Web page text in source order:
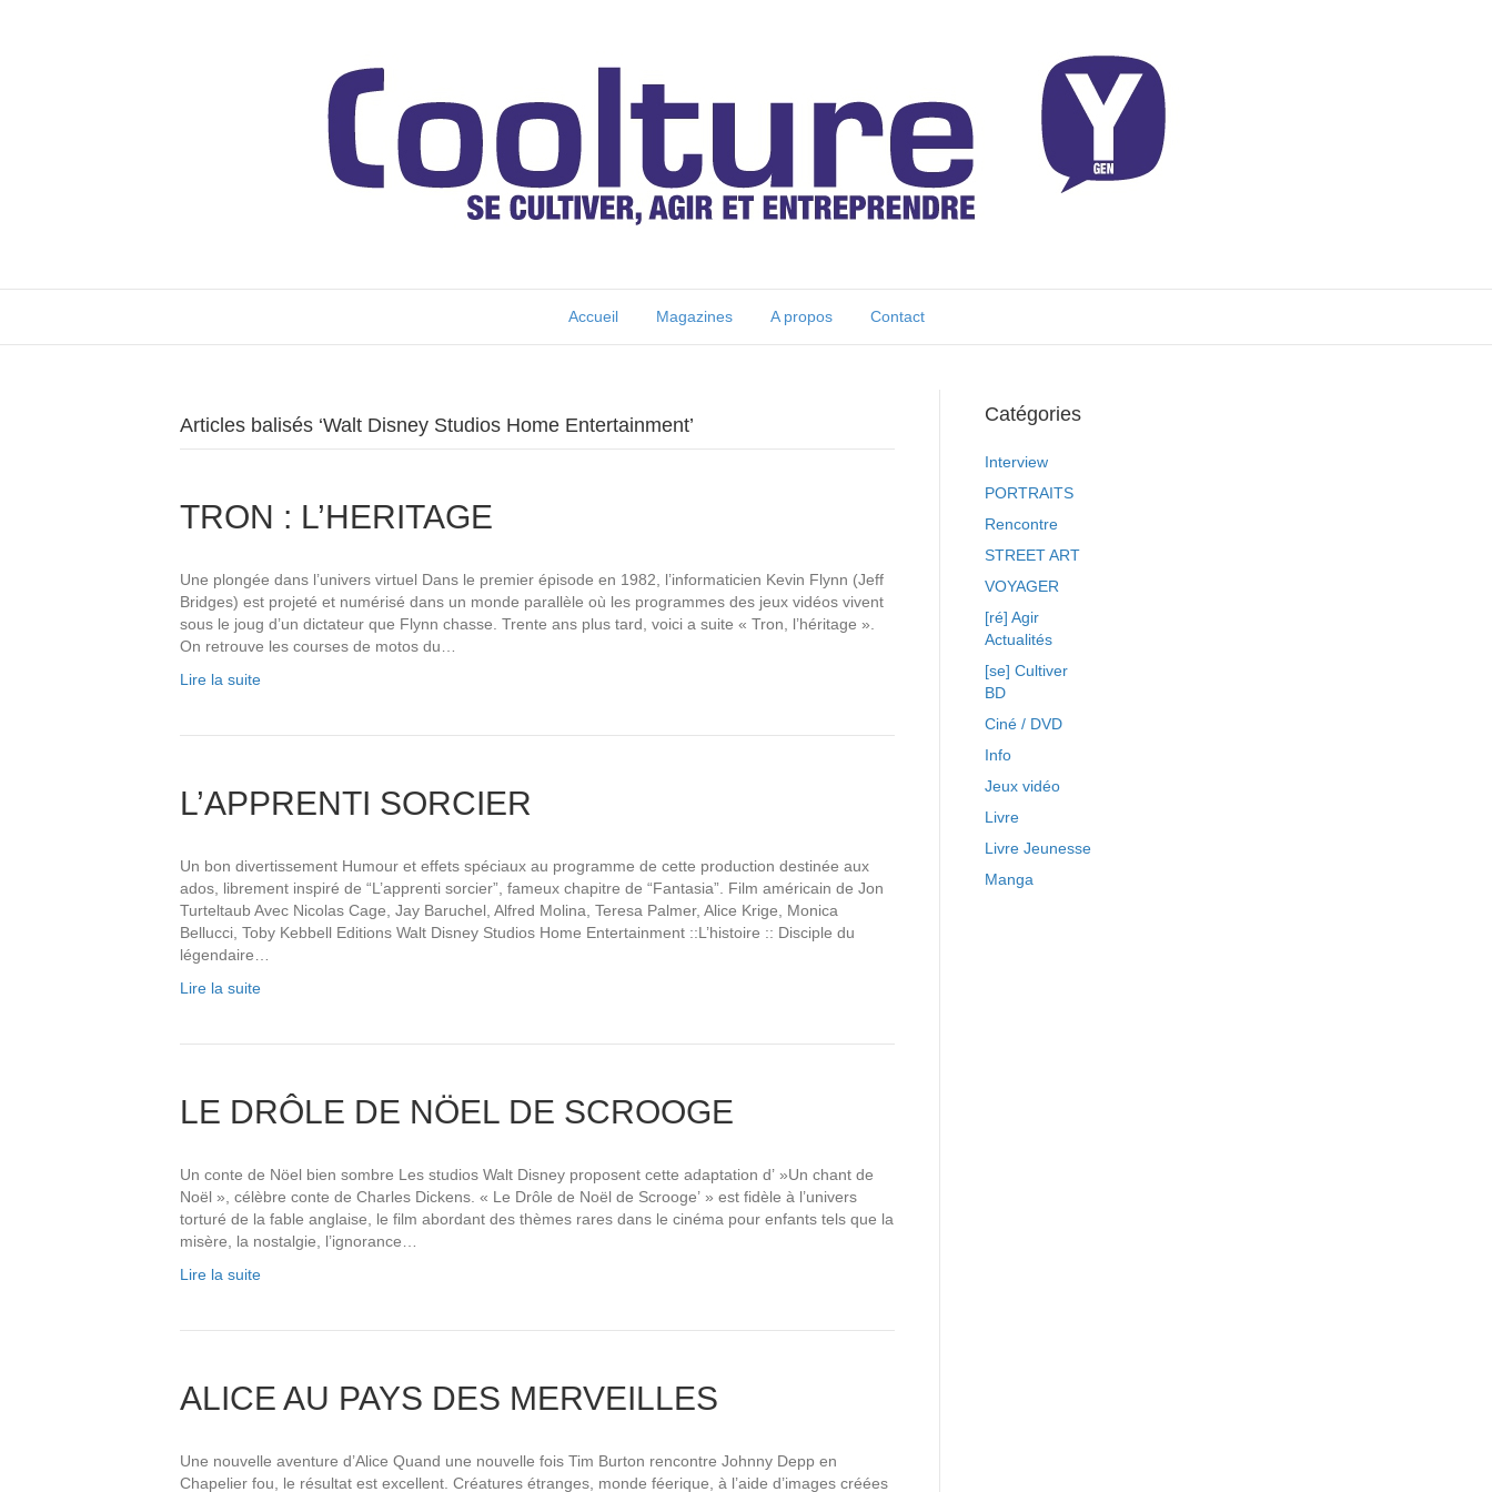
Accueil Magazines A propos Contact
Articles balisés ‘Walt Disney Studios Home Entertainment’
TRON : L’HERITAGE
Une plongée dans l’univers virtuel Dans le premier épisode en 1982, l’informaticien Kevin Flynn (Jeff
Bridges) est projeté et numérisé dans un monde parallèle où les programmes des jeux vidéos vivent
sous le joug d’un dictateur que Flynn chasse. Trente ans plus tard, voici a suite « Tron, l’héritage ».
On retrouve les courses de motos du…
Lire la suite
L’APPRENTI SORCIER
Un bon divertissement Humour et effets spéciaux au programme de cette production destinée aux
ados, librement inspiré de “L’apprenti sorcier”, fameux chapitre de “Fantasia”. Film américain de Jon
Turteltaub Avec Nicolas Cage, Jay Baruchel, Alfred Molina, Teresa Palmer, Alice Krige, Monica
Bellucci, Toby Kebbell Editions Walt Disney Studios Home Entertainment ::L’histoire :: Disciple du
légendaire…
Lire la suite
LE DRÔLE DE NÖEL DE SCROOGE
Un conte de Nöel bien sombre Les studios Walt Disney proposent cette adaptation d’ »Un chant de
Noël », célèbre conte de Charles Dickens. « Le Drôle de Noël de Scrooge’ » est fidèle à l’univers
torturé de la fable anglaise, le film abordant des thèmes rares dans le cinéma pour enfants tels que la
misère, la nostalgie, l’ignorance…
Lire la suite
ALICE AU PAYS DES MERVEILLES
Une nouvelle aventure d’Alice Quand une nouvelle fois Tim Burton rencontre Johnny Depp en
Chapelier fou, le résultat est excellent. Créatures étranges, monde féerique, à l’aide d’images créées
Catégories
Interview
PORTRAITS
Rencontre
STREET ART
VOYAGER
[ré] Agir
Actualités
[se] Cultiver
BD
Ciné / DVD
Info
Jeux vidéo
Livre
Livre Jeunesse
Manga